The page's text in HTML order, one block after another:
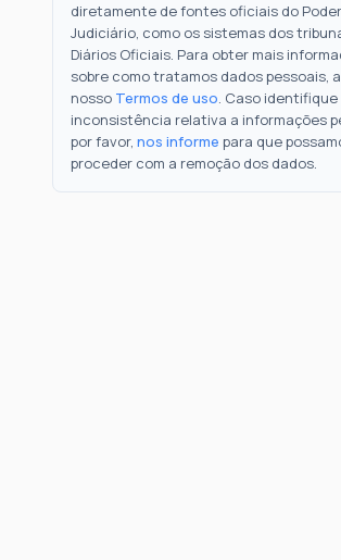
diretamente de fontes oficiais do Poder
Judiciário, como os sistemas dos
Diários Oficiais. Para obter mais
sobre como tratamos dados pessoais,
nosso Termos de uso. Caso identifique
inconsistência relativa a informações
por favor, nos informe para que
proceder com a remoção dos dados.